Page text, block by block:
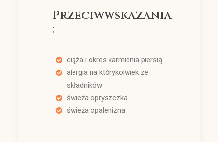
Przeciwwskazania
:
ciąża i okres karmienia piersią
alergia na którykolwiek ze
składników
świeża opryszczka
świeża opalenizna